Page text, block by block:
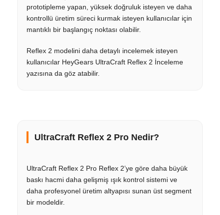
prototipleme yapan, yüksek doğruluk isteyen ve daha
kontrollü üretim süreci kurmak isteyen kullanıcılar için
mantıklı bir başlangıç noktası olabilir.
Reflex 2 modelini daha detaylı incelemek isteyen
kullanıcılar HeyGears UltraCraft Reflex 2 İnceleme
yazısına da göz atabilir.
UltraCraft Reflex 2 Pro Nedir?
UltraCraft Reflex 2 Pro Reflex 2’ye göre daha büyük
baskı hacmi daha gelişmiş ışık kontrol sistemi ve
daha profesyonel üretim altyapısı sunan üst segment
bir modeldir.